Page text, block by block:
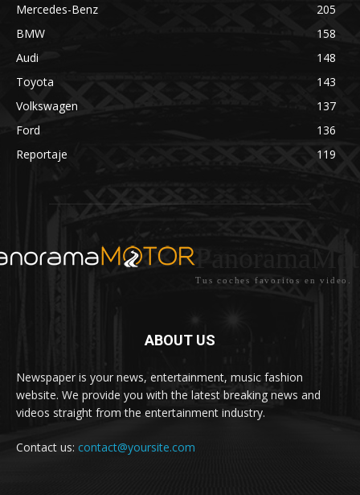
Mercedes-Benz
205
BMW
158
Audi
148
Toyota
143
Volkswagen
137
Ford
136
Reportaje
119
Tus coches favoritos en video.
ABOUT US
Newspaper is your news, entertainment, music fashion
website. We provide you with the latest breaking news and
videos straight from the entertainment industry.
Contact us: contact@yoursite.com